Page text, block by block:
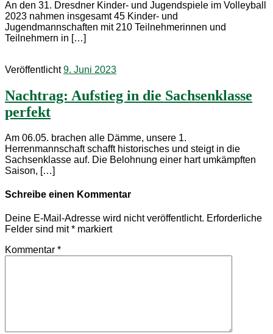
An den 31. Dresdner Kinder- und Jugendspiele im Volleyball
2023 nahmen insgesamt 45 Kinder- und
Jugendmannschaften mit 210 Teilnehmerinnen und
Teilnehmern in […]
Veröffentlicht9. Juni 2023
Nachtrag: Aufstieg in die Sachsenklasse
perfekt
Am 06.05. brachen alle Dämme, unsere 1.
Herrenmannschaft schafft historisches und steigt in die
Sachsenklasse auf. Die Belohnung einer hart umkämpften
Saison, […]
Schreibe einen Kommentar
Deine E-Mail-Adresse wird nicht veröffentlicht. Erforderliche
Felder sind mit* markiert
Kommentar *